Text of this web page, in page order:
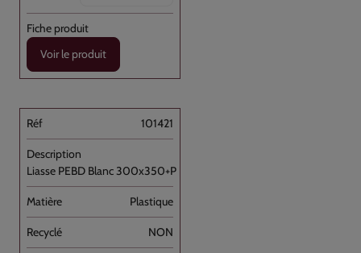
Voir le produit
101421
Liasse PEBD Blanc 300x350+P [...]
Plastique
NON